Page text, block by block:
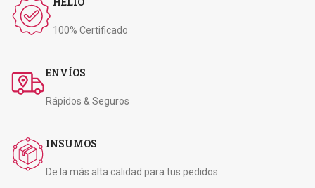
100% Certificado
ENVÍOS
Rápidos & Seguros
INSUMOS
De la más alta calidad para tus pedidos